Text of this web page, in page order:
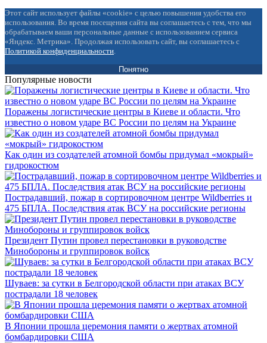
Этот сайт использует файлы «cookie» с целью повышения удобства его
использования. Во время посещения сайта вы соглашаетесь с тем, что мы
обрабатываем ваши персональные данные с использованием сервиса
«Яндекс. Метрика». Продолжая использовать сайт, вы соглашаетесь с
Политикой конфиденциальности.
Понятно
Популярные новости
Поражены логистические центры в Киеве и области. Что
известно о новом ударе ВС России по целям на Украине
Как один из создателей атомной бомбы придумал «мокрый»
гидрокостюм
Пострадавший, пожар в сортировочном центре Wildberries и
475 БПЛА. Последствия атак ВСУ на российские регионы
Президент Путин провел перестановки в руководстве
Минобороны и группировок войск
Шуваев: за сутки в Белгородской области при атаках ВСУ
пострадали 18 человек
В Японии прошла церемония памяти о жертвах атомной
бомбардировки США